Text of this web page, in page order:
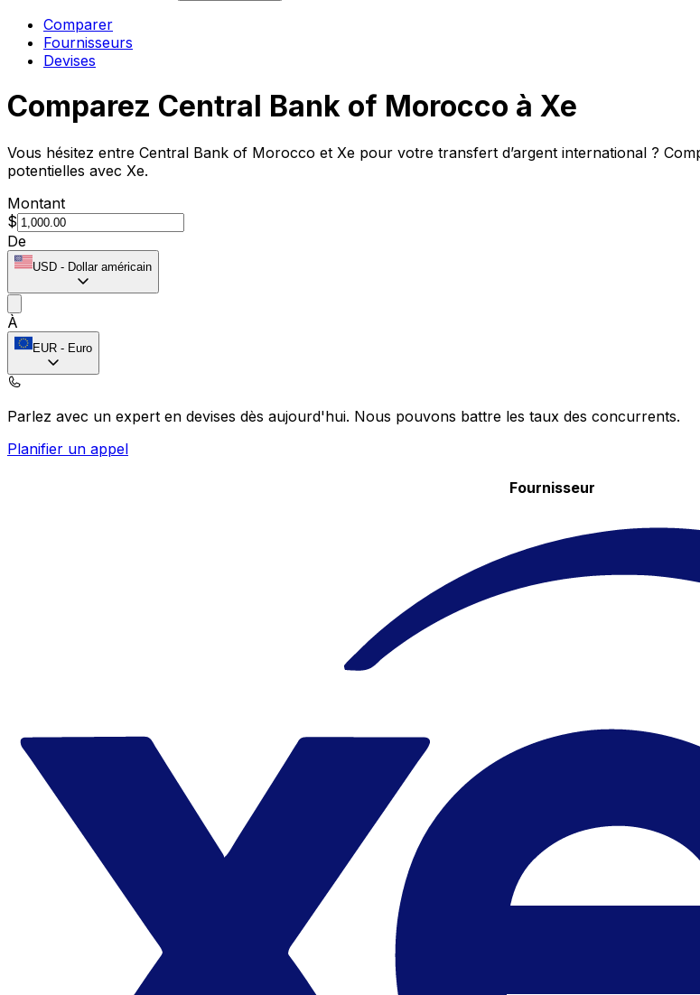
Comparer
Fournisseurs
Devises
Comparez Central Bank of Morocco à Xe
Vous hésitez entre Central Bank of Morocco et Xe pour votre transfert d’argent international ?
potentielles avec Xe.
Montant
$
De
USD - Dollar américain
À
EUR - Euro
Parlez avec un expert en devises dès aujourd'hui. Nous pouvons battre les taux des concurrents.
Planifier un appel
Fournisseur